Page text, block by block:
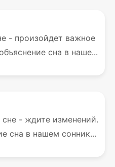
- произойдет важное
сна в наше...
- ждите изменений.
сна в нашем сонник...